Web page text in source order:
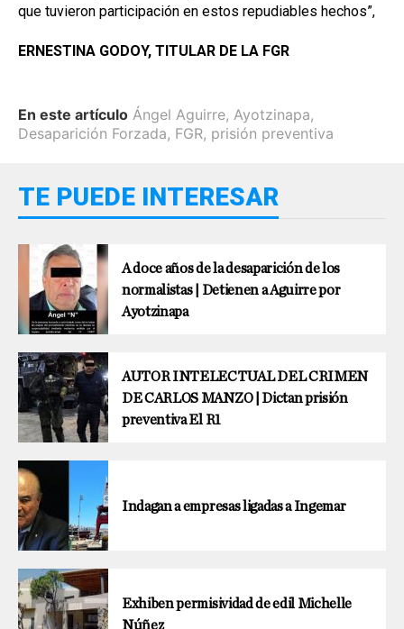
que tuvieron participación en estos repudiables hechos”,
ERNESTINA GODOY, TITULAR DE LA FGR
En este artículo Ángel Aguirre, Ayotzinapa,
Desaparición Forzada, FGR, prisión preventiva
TE PUEDE INTERESAR
A doce años de la desaparición de los
normalistas | Detienen a Aguirre por
Ayotzinapa
AUTOR INTELECTUAL DEL CRIMEN
DE CARLOS MANZO | Dictan prisión
preventiva El R1
Indagan a empresas ligadas a Ingemar
Exhiben permisividad de edil Michelle
Núñez